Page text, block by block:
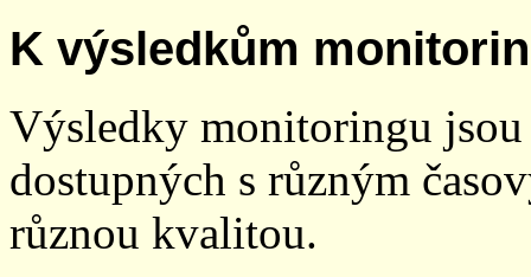
K výsledkům
Výsledky monitoringu
dostupných s různým
různou kvalitou.